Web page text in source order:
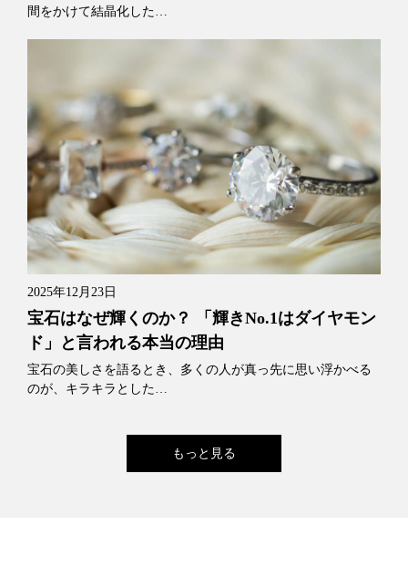
間をかけて結晶化した…
2025年12月23日
宝石はなぜ輝くのか？ 「輝きNo.1はダイヤモン
ド」と言われる本当の理由
宝石の美しさを語るとき、多くの人が真っ先に思い浮かべる
のが、キラキラとした…
もっと見る